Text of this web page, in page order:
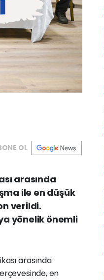
OL
arasında
ile en düşük
verildi.
yönelik önemli
arasında
en